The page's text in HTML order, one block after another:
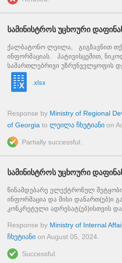
სამინისტროს უცხოური
ქალბატონო ლეილა, გიგზავნით
ინფორმაციას. პატივისცემით,
სამართლებრივი უზრუნველყოფის
.xlsx
Response by Ministry of Regional
of Georgia to ლეილა ჩხეტიანი on
Partially successful.
სამინისტროს უცხოური
წინამდებარე ელექტრონულ
ინფორმაცია და მისი დანართ(ებ)ი
კონკრეტული ადრესატ(ებ)ისთვის და
Response by Ministry of Internal
ჩხეტიანი on August 05, 2024
Successful.